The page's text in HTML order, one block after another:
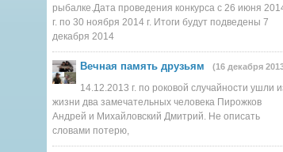
рыбалке.Дата проведения конкурса с 26 июня
г. по 30 ноября 2014 г. Итоги будут подведены 7
декабря 2014
Вечная память друзьям (16 декабря
14.12.2013 г. по роковой случайности ушли
жизни два замечательных человека Пирожков
Андрей и Михайловский Дмитрий. Не описать
словами потерю,